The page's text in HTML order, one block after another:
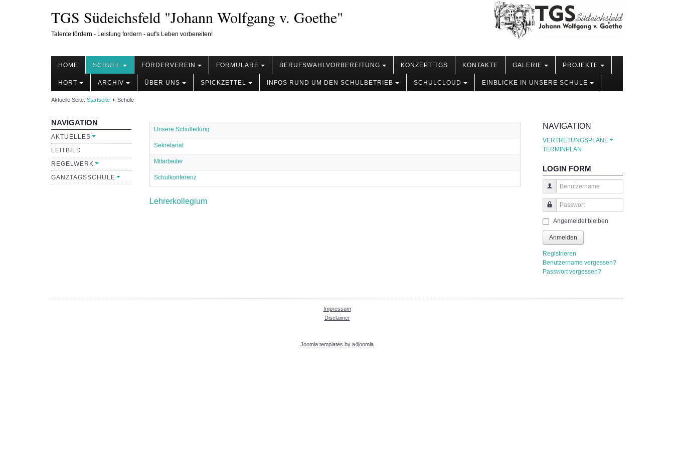
TGS Südeichsfeld "Johann Wolfgang v. Goethe"
Talente fördern - Leistung fordern - auf's Leben vorbereiten!
HOME SCHULE FÖRDERVEREIN FORMULARE BERUFSWAHLVORBEREITUNG KONZEPT TGS KONTAKTE GALERIE PROJEKTE
HORT ARCHIV ÜBER UNS SPICKZETTEL INFOS RUND UM DEN SCHULBETRIEB SCHULCLOUD EINBLICKE IN UNSERE SCHULE
Aktuelle Seite: Startseite Schule
NAVIGATION
AKTUELLES
LEITBILD
REGELWERK
GANZTAGSSCHULE
Unsere Schulleitung
Sekretariat
Mitarbeiter
Schulkonferenz
Lehrerkollegium
NAVIGATION
VERTRETUNGSPLÄNE
TERMINPLAN
LOGIN FORM
Benutzername
Passwort
Angemeldet bleiben
Anmelden
Registrieren
Benutzername vergessen?
Passwort vergessen?
Impressum
Disclaimer
Joomla templates by a4joomla